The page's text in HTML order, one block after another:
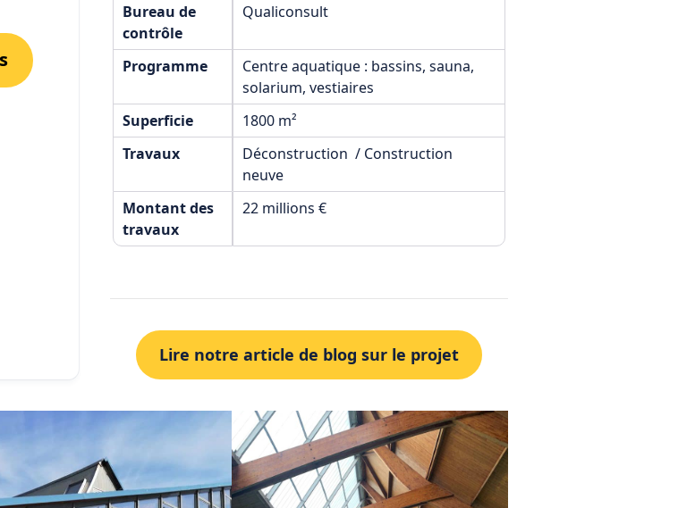
Bureau de
contrôle
Qualiconsult
Programme
Centre aquatique : bassins, sauna,
solarium, vestiaires
Superficie
1800 m²
Travaux
Déconstruction / Construction
neuve
Montant des
travaux
22 millions €
Lire notre article de blog sur le projet